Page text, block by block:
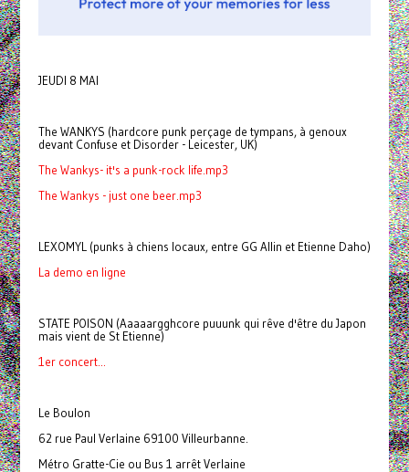
JEUDI 8 MAI
The WANKYS (hardcore punk perçage de tympans, à genoux
devant Confuse et Disorder - Leicester, UK)
The Wankys- it's a punk-rock life.mp3
The Wankys - just one beer.mp3
LEXOMYL (punks à chiens locaux, entre GG Allin et Etienne Daho)
La demo en ligne
STATE POISON (Aaaaargghcore puuunk qui rêve d'être du Japon
mais vient de St Etienne)
1er concert...
Le Boulon
62 rue Paul Verlaine 69100 Villeurbanne.
Métro Gratte-Cie ou Bus 1 arrêt Verlaine